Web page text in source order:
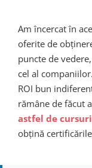
Am încercat în
oferite de
puncte de
cel al
ROI bun
rămâne de făcut
astfel de cursuri
obțină